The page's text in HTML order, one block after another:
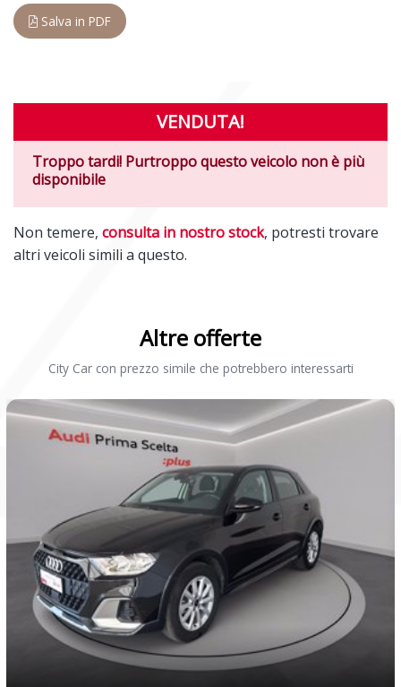
Salva in PDF
VENDUTA!
Troppo tardi! Purtroppo questo veicolo non è più
disponibile
Non temere, consulta in nostro stock, potresti trovare
altri veicoli simili a questo.
Altre offerte
City Car con prezzo simile che potrebbero interessarti